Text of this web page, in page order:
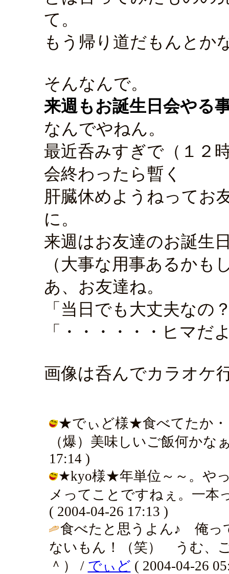
て。
もう帰り道だもんとか
そんなんで。
来週もお誕生日会やる
なんでやねん。
最近呑みすぎで（１２
会終わったら暫く
肝臓休めようねってお
に。
来週はお友達のお誕生
（大事な用事あるかも
あ、お友達ね。
「当日でも大丈夫なの
「・・・・・・ヒマだ
画像は呑んでカラオケ
★でぃど様★食べてたか・
（爆）美味しいご飯何かな
17:14 )
★kyo様★年単位～～。や
メってことですねぇ。一本
( 2004-04-26 17:13 )
食べたと思うよん♪ 俺っ
ないもん！（笑） うむ、
＾） / でぃど ( 2004-04-26